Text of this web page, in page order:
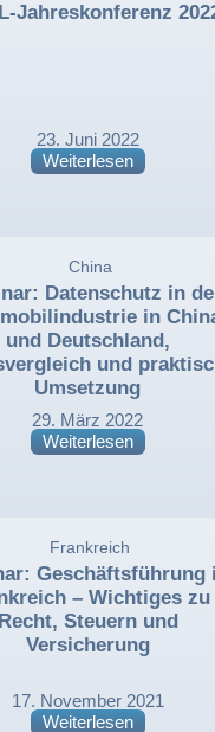
Jahreskonferenz
23. Juni 2022
Weiterlesen
Datenschutz in
in
und Deutschland,
und
Umsetzung
China,
29. März 2022
Weiterlesen
Geschäftsführung
– Wichtiges zu
Recht, Steuern und
Versicherung
Frankreich
17. November 2021
Weiterlesen